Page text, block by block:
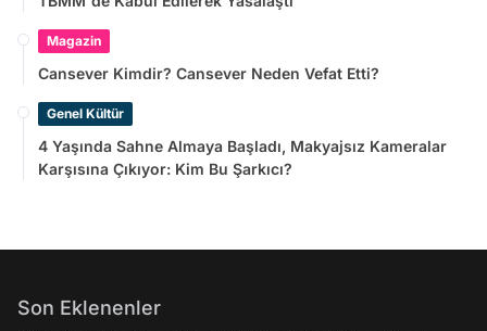
Magazin
Cansever Kimdir? Cansever Neden Vefat Etti?
Genel Kültür
4 Yaşında Sahne Almaya Başladı, Makyajsız Kameralar
Karşısına Çıkıyor: Kim Bu Şarkıcı?
Son Eklenenler